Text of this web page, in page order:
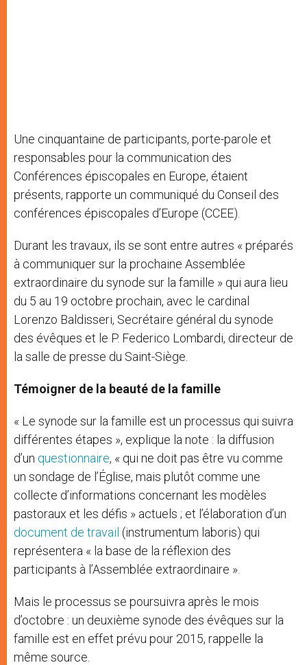
Une cinquantaine de participants, porte-parole et
responsables pour la communication des
Conférences épiscopales en Europe, étaient
présents, rapporte un communiqué du Conseil des
conférences épiscopales d’Europe (CCEE).
Durant les travaux, ils se sont entre autres « préparés
à communiquer sur la prochaine Assemblée
extraordinaire du synode sur la famille » qui aura lieu
du 5 au 19 octobre prochain, avec le cardinal
Lorenzo Baldisseri, Secrétaire général du synode
des évêques et le P. Federico Lombardi, directeur de
la salle de presse du Saint-Siège.
Témoigner de la beauté de la famille
« Le synode sur la famille est un processus qui suivra
différentes étapes », explique la note : la diffusion
d’un questionnaire, « qui ne doit pas être vu comme
un sondage de l’Église, mais plutôt comme une
collecte d’informations concernant les modèles
pastoraux et les défis » actuels ; et l’élaboration d’un
document de travail (instrumentum laboris) qui
représentera « la base de la réflexion des
participants à l’Assemblée extraordinaire ».
Mais le processus se poursuivra après le mois
d’octobre : un deuxième synode des évêques sur la
famille est en effet prévu pour 2015, rappelle la
même source.